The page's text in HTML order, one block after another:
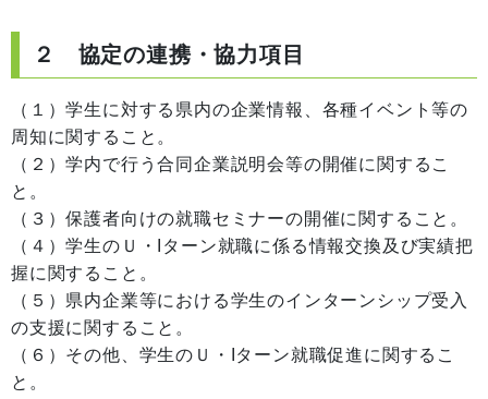
２ 協定の連携・協力項目
（１）学生に対する県内の企業情報、各種イベント等の
周知に関すること。
（２）学内で行う合同企業説明会等の開催に関するこ
と。
（３）保護者向けの就職セミナーの開催に関すること。
（４）学生のＵ・Iターン就職に係る情報交換及び実績把
握に関すること。
（５）県内企業等における学生のインターンシップ受入
の支援に関すること。
（６）その他、学生のＵ・Iターン就職促進に関するこ
と。